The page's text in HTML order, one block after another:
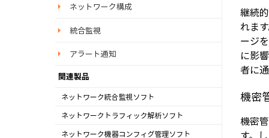
ネットワーク構成
統合監視
アラート通知
関連製品
ネットワーク統合監視ソフト
OpManager
ネットワークトラフィック解析ソフト
NetFlow Analyzer
ネットワーク機器コンフィグ管理ソフト
継続
れま
ージ
に影
者に
機密
機密
す。